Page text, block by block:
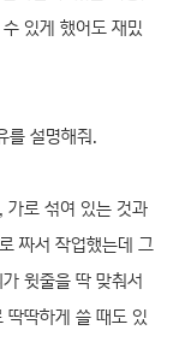
있게 했어도 재밌
설명해줘.
가로 섞여 있는 것과
짜서 작업했는데 그
윗줄을 딱 맞춰서
딱딱하게 쓸 때도 있